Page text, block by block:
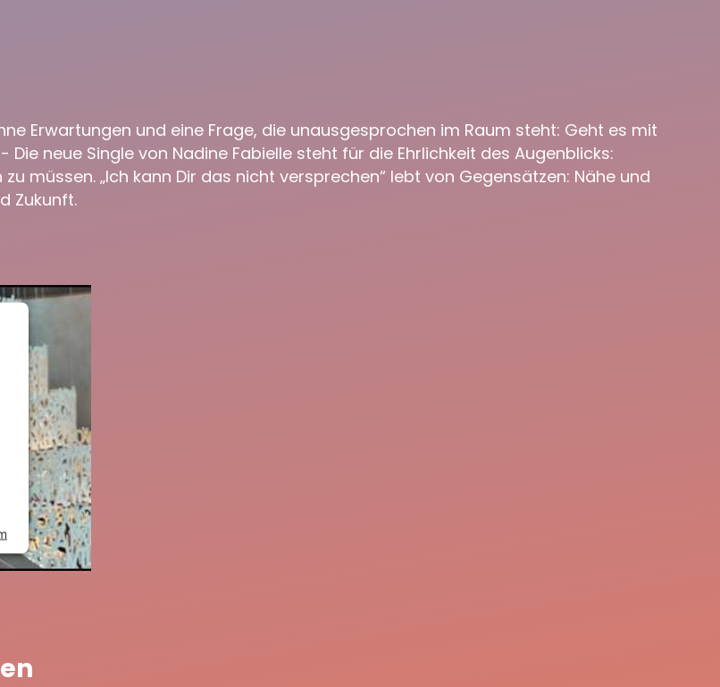
Erwartungen und eine Frage, die unausgesprochen im Raum steht: Geht es mit
neue Single von Nadine Fabielle steht für die Ehrlichkeit des Augenblicks:
müssen. „Ich kann Dir das nicht versprechen“ lebt von Gegensätzen: Nähe und
Zukunft.